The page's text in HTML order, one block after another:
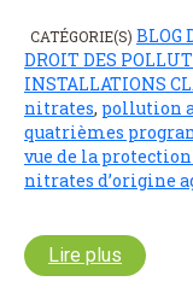
CATÉGORIE(S) BLOG
DROIT DES
INSTALLATIONS
nitrates, pollution
quatrièmes
vue de la
nitrates d’origine
Lire plus